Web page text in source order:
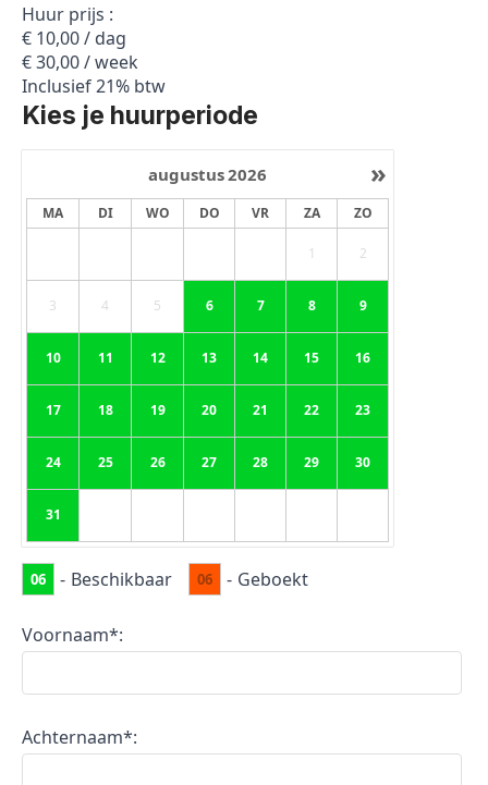
Huur prijs :
€ 10,00 / dag
€ 30,00 / week
Inclusief 21% btw
Kies je huurperiode
»
augustus2026
MA DI WO DO VR ZA ZO
1 2
3 4 5 6 7 8 9
10 11 12 13 14 15 16
17 18 19 20 21 22 23
24 25 26 27 28 29 30
31
06 - Beschikbaar 06 - Geboekt
Voornaam*:
Achternaam*: